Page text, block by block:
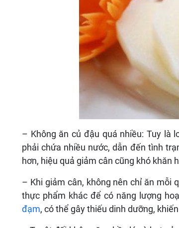
– Không ăn củ đậu quá nhiều: Tuy là
phải chứa nhiều nước, dẫn đến tình
hơn, hiệu quả giảm cân cũng khó khăn
– Khi giảm cân, không nên chỉ ăn mỗi
thực phẩm khác để có năng lượng
đạm, có thể gây thiếu dinh dưỡng,